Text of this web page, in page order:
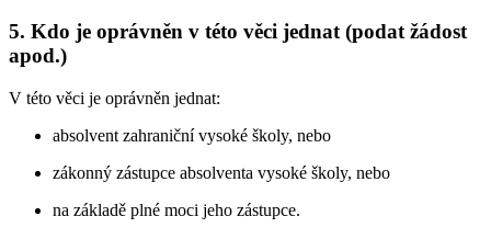
5. Kdo je oprávněn v této věci jednat (podat žádost
apod.)
V této věci je oprávněn jednat:
absolvent zahraniční vysoké školy, nebo
zákonný zástupce absolventa vysoké školy, nebo
na základě plné moci jeho zástupce.